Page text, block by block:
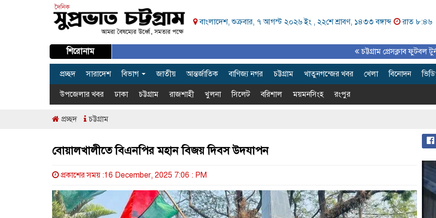
বাংলাদেশ, শুক্রবার, ৭ আগস্ট ২০২৬ ইং , ২২শে শ্রাবণ, ১৪৩৩ বঙ্গাব্দ রাত ৮:৪৬
শিরোনাম চট্টগ্রাম প্রেসক্লাব ফুটবল টুর্নামেন্ট
প্রচ্ছদ সারাদেশ বিভাগ জাতীয় আন্তর্জাতিক বাণিজ্য নগর চট্টগ্রাম খাতুনগন্জের খবর খেলা বিনোদন
উপজেলার খবর ঢাকা চট্টগ্রাম রাজশাহী খুলনা সিলেট বরিশাল ময়মনসিংহ রংপুর
প্রচ্ছদ চট্টগ্রাম
বোয়ালখালীতে বিএনপির মহান বিজয় দিবস উদযাপন
প্রকাশের সময় :16 December, 2025 7:06 : PM